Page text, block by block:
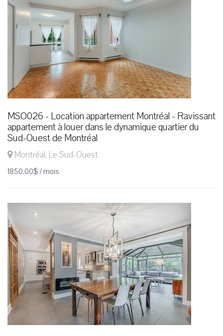
MSO026 - Location appartement Montréal - Ravissant
appartement à louer dans le dynamique quartier du
Sud-Ouest de Montréal
Montréal, Le Sud-Ouest
1850.00$ / mois